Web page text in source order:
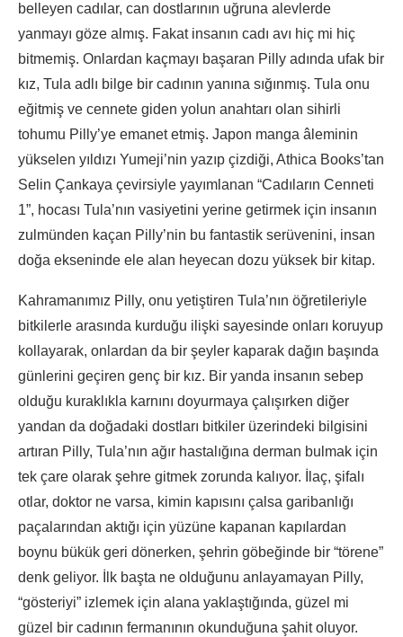
belleyen cadılar, can dostlarının uğruna alevlerde
yanmayı göze almış. Fakat insanın cadı avı hiç mi hiç
bitmemiş. Onlardan kaçmayı başaran Pilly adında ufak bir
kız, Tula adlı bilge bir cadının yanına sığınmış. Tula onu
eğitmiş ve cennete giden yolun anahtarı olan sihirli
tohumu Pilly’ye emanet etmiş. Japon manga âleminin
yükselen yıldızı Yumeji’nin yazıp çizdiği, Athica Books’tan
Selin Çankaya çevirsiyle yayımlanan “Cadıların Cenneti
1”, hocası Tula’nın vasiyetini yerine getirmek için insanın
zulmünden kaçan Pilly’nin bu fantastik serüvenini, insan
doğa ekseninde ele alan heyecan dozu yüksek bir kitap.
Kahramanımız Pilly, onu yetiştiren Tula’nın öğretileriyle
bitkilerle arasında kurduğu ilişki sayesinde onları koruyup
kollayarak, onlardan da bir şeyler kaparak dağın başında
günlerini geçiren genç bir kız. Bir yanda insanın sebep
olduğu kuraklıkla karnını doyurmaya çalışırken diğer
yandan da doğadaki dostları bitkiler üzerindeki bilgisini
artıran Pilly, Tula’nın ağır hastalığına derman bulmak için
tek çare olarak şehre gitmek zorunda kalıyor. İlaç, şifalı
otlar, doktor ne varsa, kimin kapısını çalsa garibanlığı
paçalarından aktığı için yüzüne kapanan kapılardan
boynu bükük geri dönerken, şehrin göbeğinde bir “törene”
denk geliyor. İlk başta ne olduğunu anlayamayan Pilly,
“gösteriyi” izlemek için alana yaklaştığında, güzel mi
güzel bir cadının fermanının okunduğuna şahit oluyor.